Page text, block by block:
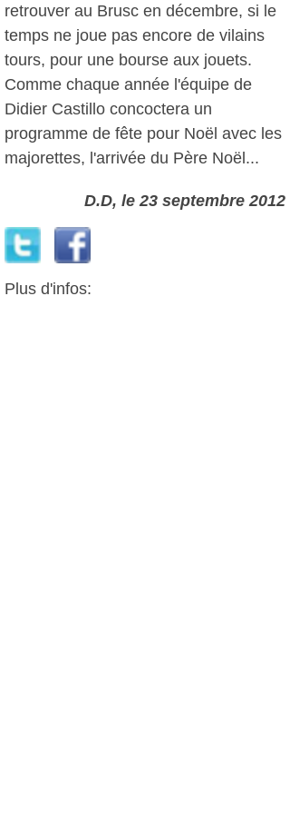
retrouver au Brusc en décembre, si le
temps ne joue pas encore de vilains
tours, pour une bourse aux jouets.
Comme chaque année l'équipe de
Didier Castillo concoctera un
programme de fête pour Noël avec les
majorettes, l'arrivée du Père Noël...
D.D, le 23 septembre 2012
Plus d'infos: